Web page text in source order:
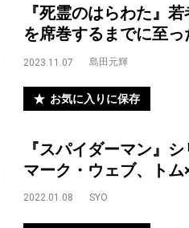
『死霊のはらわた』
を席巻するまでに至っ
2023.11.07 島田元輝
お気に入りに保存
『スパイダーマン』
マーク・ウェブ、ト
2022.01.08 SYO